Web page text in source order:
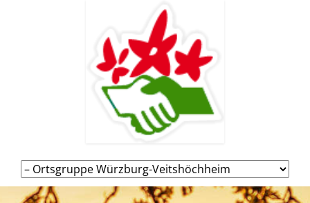
Navigation
überspringen